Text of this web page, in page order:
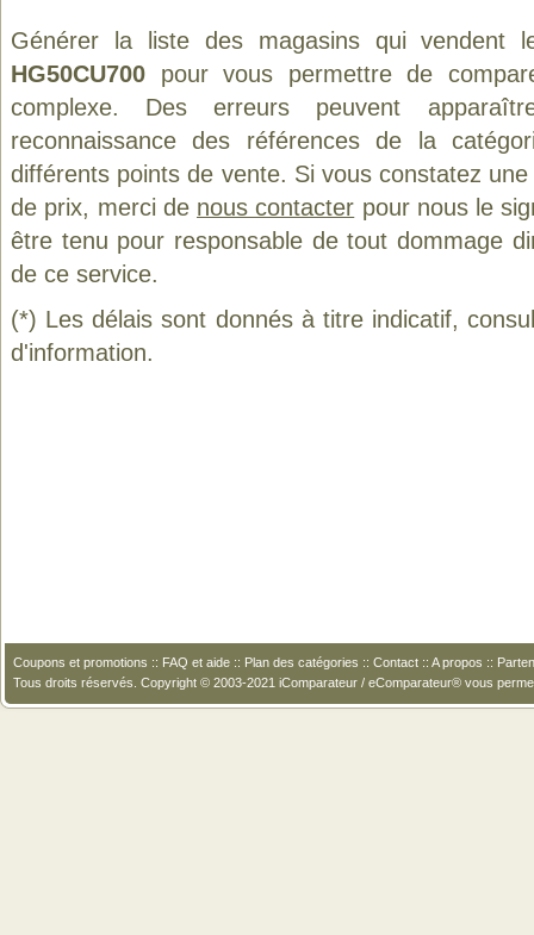
Générer la liste des magasins qui vendent
HG50CU700 pour vous permettre de
complexe. Des erreurs peuvent
reconnaissance des références de la
différents points de vente. Si vous constatez
de prix, merci de nous contacter pour nous le
être tenu pour responsable de tout dommage
de ce service.
(*) Les délais sont donnés à titre indicatif,
d'information.
Coupons et promotions :: FAQ et aide :: Plan des catégories :: Contact :: A propos ::
Tous droits réservés. Copyright © 2003-2021 iComparateur / eComparateur® vous